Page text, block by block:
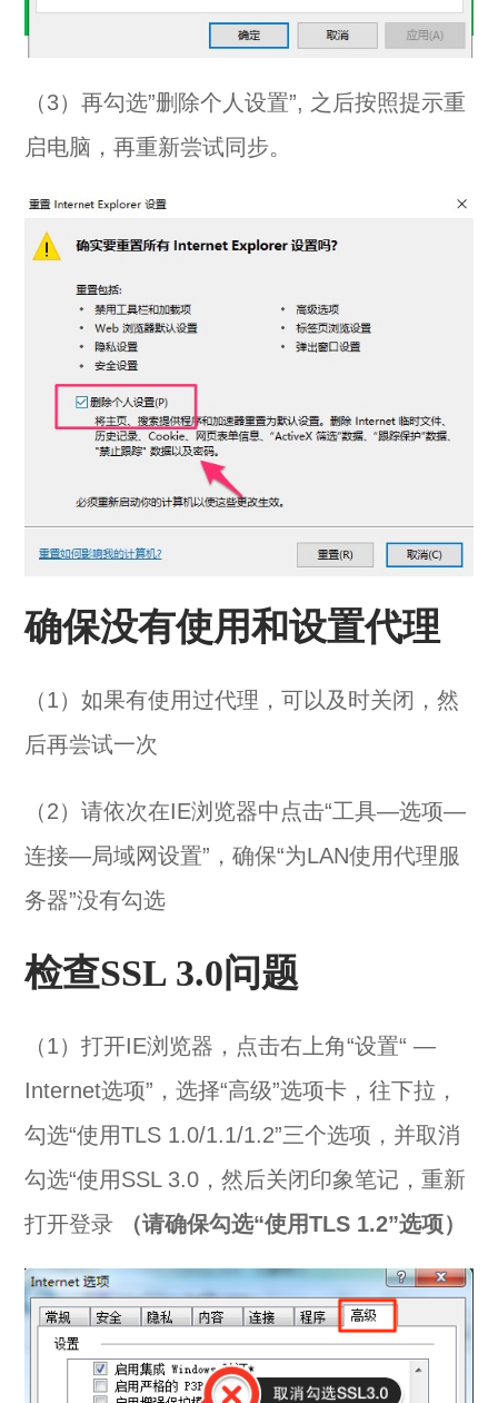
（3）再勾选”删除个人设置”, 之后按照提示重
启电脑，再重新尝试同步。
确保没有使用和设置代理
（1）如果有使用过代理，可以及时关闭，然
后再尝试一次
（2）请依次在IE浏览器中点击“工具—选项—
连接—局域网设置”，确保“为LAN使用代理服
务器”没有勾选
检查SSL 3.0问题
（1）打开IE浏览器，点击右上角“设置“ —
Internet选项”，选择“高级”选项卡，往下拉，
勾选“使用TLS 1.0/1.1/1.2”三个选项，并取消
勾选“使用SSL 3.0，然后关闭印象笔记，重新
打开登录
（请确保勾选“使用TLS 1.2”选项）